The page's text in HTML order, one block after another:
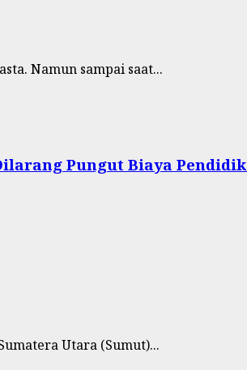
Namun sampai saat...
Pungut Biaya
Utara (Sumut)...